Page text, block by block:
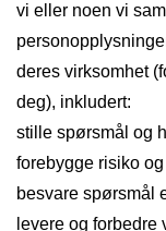
vi eller noen vi
deres virksomhet
deg), inkludert:
stille spørsmål og
forebygge risiko
besvare spørsmål
levere og forbedre